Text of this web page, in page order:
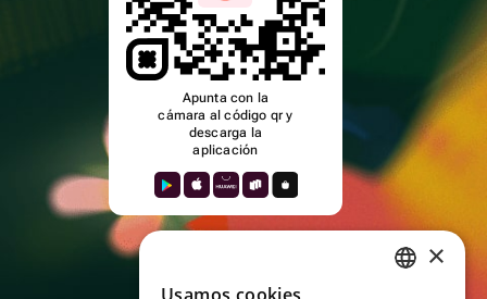
Apunta con la
cámara al código qr y
descarga la
aplicación
×